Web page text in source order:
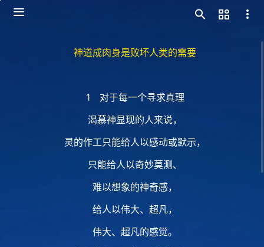
神道成肉身是败坏人类的需要
1 对于每一个寻求真理
渴慕神显现的人来说，
灵的作工只能给人以感动或默示，
只能给人以奇妙莫测、
难以想象的神奇感，
给人以伟大、超凡，
伟大、超凡的感觉。